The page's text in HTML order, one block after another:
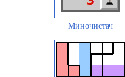
Миночистач